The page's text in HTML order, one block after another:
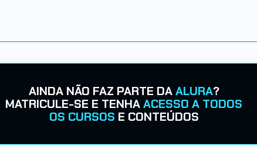
AINDA NÃO FAZ PARTE DAALURA?
MATRICULE-SE E TENHAACESSO A TODOS
OS CURSOS E CONTEÚDOS